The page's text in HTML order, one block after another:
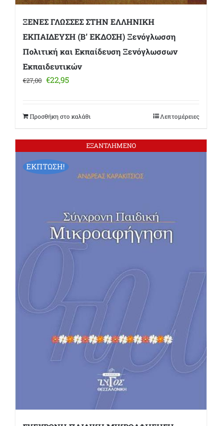
ΞΕΝΕΣ ΓΛΩΣΣΕΣ ΣΤΗΝ ΕΛΛΗΝΙΚΗ
ΕΚΠΑΙΔΕΥΣΗ (Β’ ΕΚΔΟΣΗ) Ξενόγλωσση
Πολιτική και Εκπαίδευση Ξενόγλωσσων
Εκπαιδευτικών
€27,00 Original
€27,00.
€22,95Η
είναι:
Προσθήκη στο καλάθι Λεπτομέρειες
ΕΞΑΝΤΛΗΜΕΝΟ
ΕΚΠΤΩΣΗ!